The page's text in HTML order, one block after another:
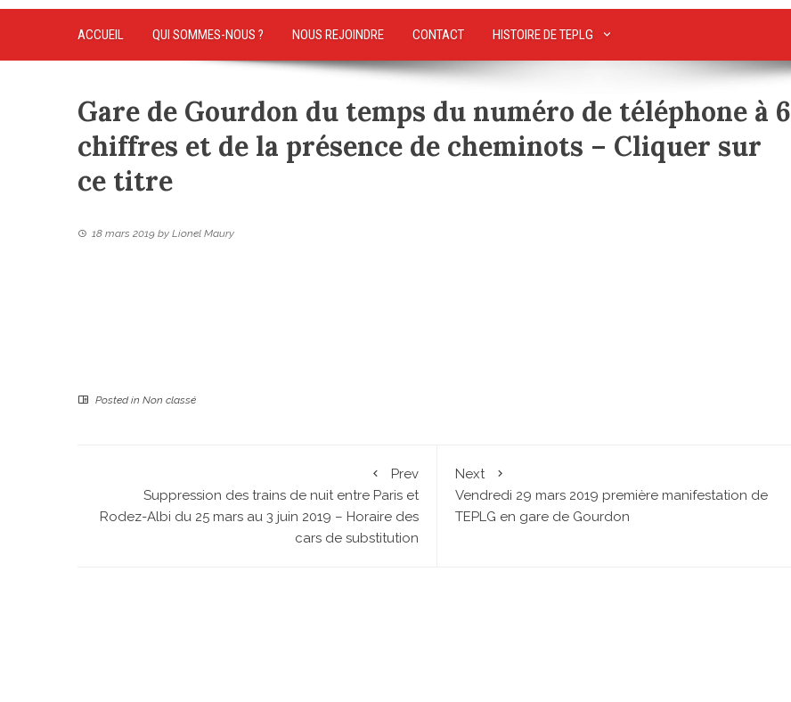
ACCUEIL QUI SOMMES-NOUS ? NOUS REJOINDRE CONTACT HISTOIRE DE TEPLG
Gare de Gourdon du temps du numéro de téléphone à 6
chiffres et de la présence de cheminots – Cliquer sur
ce titre
18 mars 2019 by Lionel Maury
Posted in Non classé
Prev
Suppression des trains de nuit entre Paris et
Rodez-Albi du 25 mars au 3 juin 2019 – Horaire des
cars de substitution
Next
Vendredi 29 mars 2019 première manifestation de
TEPLG en gare de Gourdon